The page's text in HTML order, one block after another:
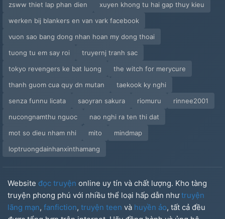
Chương 35: Chiếc Cốc...bạc!
Chương 37: Vũ Hội Halloween!
Chương 37: Khiêu Vũ Và Hòa Hợp!
Chương 39: Chuẩn Bị!
Chương 40: Bài Thi Thứ Nhất!
Chương 42
Chương 43: Manh Mối!
zsww thiet lap phan dien
xuyen khong tu hai gap thuy kieu
werken bij blankers en van vark facebook
vuon sao bang dong nhan hoan my dong thoai
tuong tu em say roi
truyernj tranh sac
tokyo revengers ke bat luong
the witch for merycure
thanh guom cua quy dn mutan
taekook ky nghi
senza funnu licata
saoyran sakura riomuru
rinnee2001
nucongnamthu nguoc
nao nghi ra ten thi dat
mot so dieu nham nhi
mito
mindmap
loptruongdainhanxinthamang
Website đọc truyện online uy tín và chất lượng. Kho tàng
truyện phong phú với nhiều thể loại hấp dẫn nhưtruyện
lãng mạn, fanfiction, truyện teen và huyền ảo, tất cả đều